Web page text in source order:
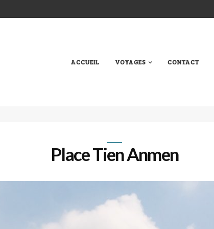
ACCUEIL VOYAGES CONTACT
Place Tien Anmen